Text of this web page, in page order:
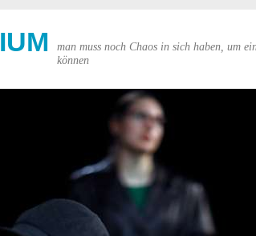
man muss noch Chaos in sich haben, um
können